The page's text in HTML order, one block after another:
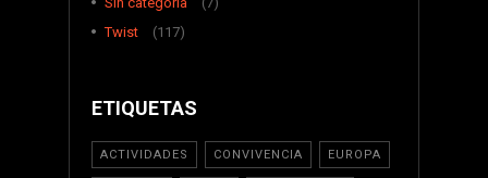
Twist
(117)
ETIQUETAS
ACTIVIDADES CONVIVENCIA EUROPA